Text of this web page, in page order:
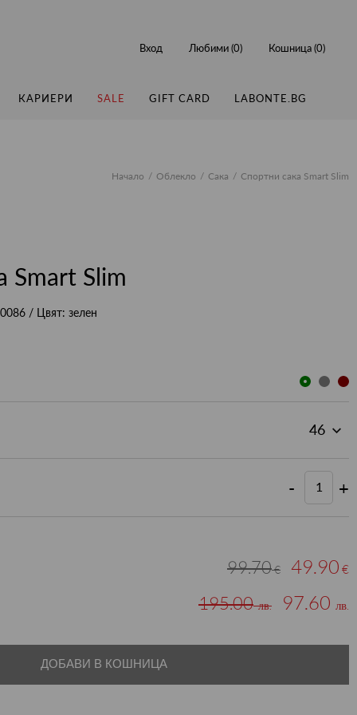
КАРИЕРИ SALE GIFT CARD LABONTE.BG
Вход Любими (0) Кошница (0)
Начало Облекло Сака Спортни сака Smart Slim
Smart Slim
/ Цвят: зелен
- +
99.70€ 49.90 €
195.00лв. 97.60 лв.
ДОБАВИ В КОШНИЦА